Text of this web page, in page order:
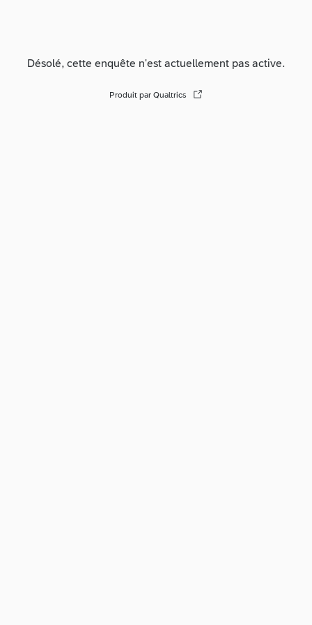
Désolé, cette enquête n'est actuellement pas active.
Produit par Qualtrics